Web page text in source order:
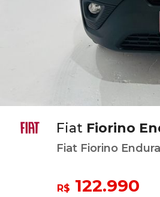
Fiat Fiorino
Fiat Fiorino
R$ 122.990